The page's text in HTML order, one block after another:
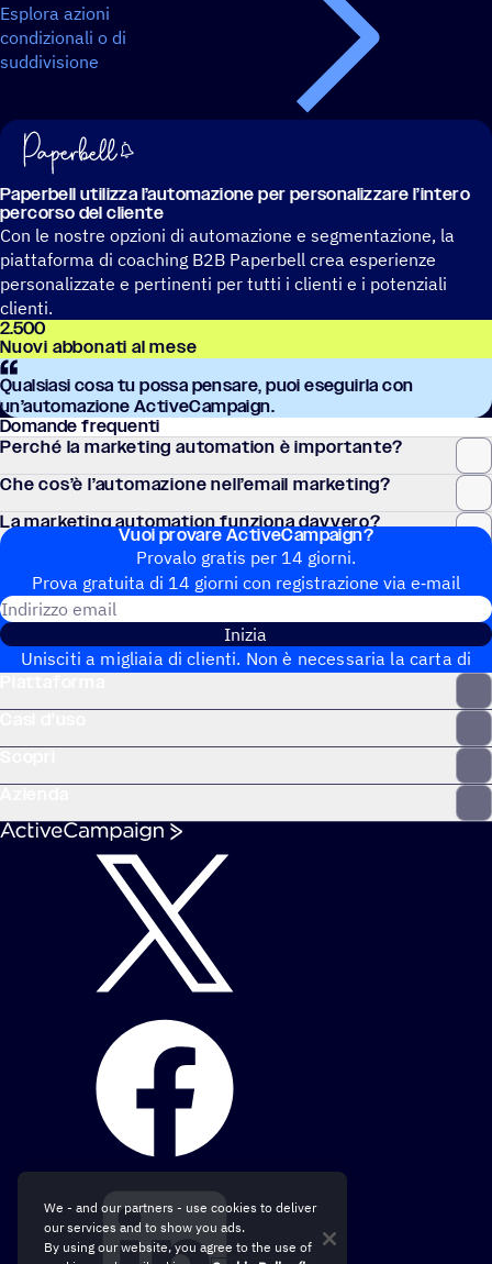
Esplora azioni
condizionali o di
suddivisione
Paper­bell utilizza l’au­to­ma­zione per perso­na­liz­zare l’in­tero
percorso del cliente
Con le nostre opzioni di automazione e segmentazione, la
piattaforma di coaching B2B Paperbell crea esperienze
personalizzate e pertinenti per tutti i clienti e i potenziali
clienti.
2.500
Nuovi abbonati al mese
Qual­siasi cosa tu possa pensare, puoi eseguirla con
un’automazione ActiveCampaign.
Domande frequenti
Perché la marke­ting auto­ma­tion è importante?
Che cos’è l’au­to­ma­zione nell’email marketing?
La marke­ting auto­ma­tion funziona davvero?
Vuoi provare ActiveCampaign?
Provalo gratis per 14 giorni.
Prova gratuita di 14 giorni con regi­stra­zione via e‑mail
Inizia
Unisciti a migliaia di clienti. Non è necessaria la carta di
We - and our partners - use cookies to deliver
our services and to show you ads.
By using our website, you agree to the use of